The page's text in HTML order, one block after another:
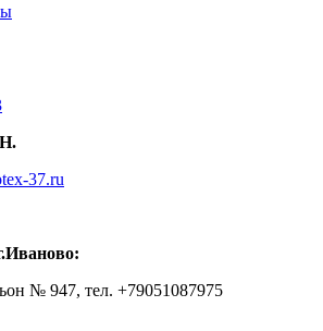
37.ru
№ 947, тел. +79051087975